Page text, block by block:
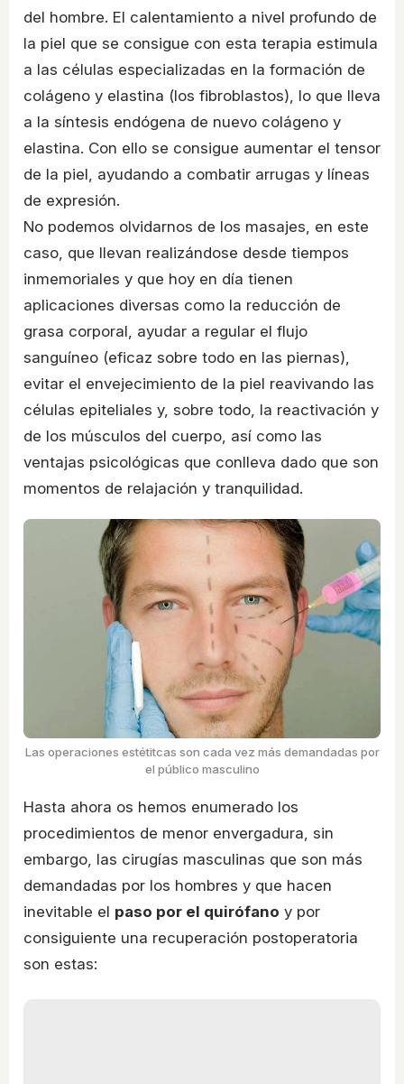
del hombre. El calentamiento a nivel profundo de
la piel que se consigue con esta terapia estimula
a las células especializadas en la formación de
colágeno y elastina (los fibroblastos), lo que lleva
a la síntesis endógena de nuevo colágeno y
elastina. Con ello se consigue aumentar el tensor
de la piel, ayudando a combatir arrugas y líneas
de expresión.
No podemos olvidarnos de los masajes, en este
caso, que llevan realizándose desde tiempos
inmemoriales y que hoy en día tienen
aplicaciones diversas como la reducción de
grasa corporal, ayudar a regular el flujo
sanguíneo (eficaz sobre todo en las piernas),
evitar el envejecimiento de la piel reavivando las
células epiteliales y, sobre todo, la reactivación y
de los músculos del cuerpo, así como las
ventajas psicológicas que conlleva dado que son
momentos de relajación y tranquilidad.
Las operaciones estétitcas son cada vez más demandadas por
el público masculino
Hasta ahora os hemos enumerado los
procedimientos de menor envergadura, sin
embargo, las cirugías masculinas que son más
demandadas por los hombres y que hacen
inevitable el paso por el quirófano y por
consiguiente una recuperación postoperatoria
son estas: